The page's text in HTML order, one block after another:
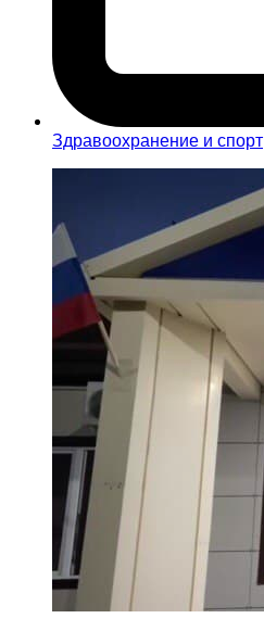
Здравоохранение и спорт